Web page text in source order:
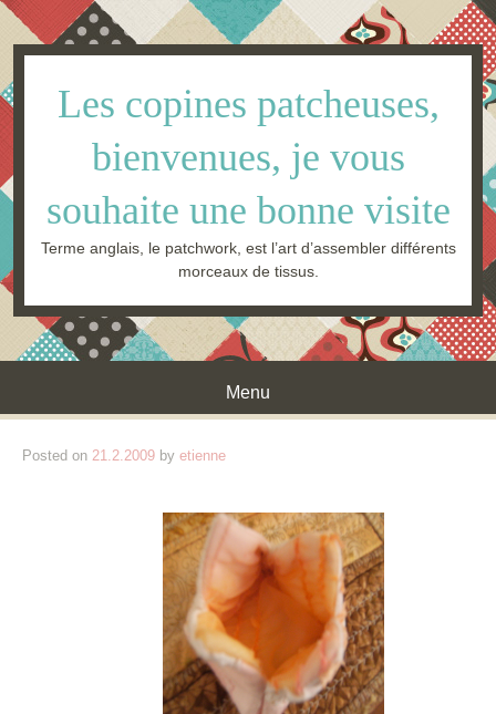
Les copines patcheuses,
bienvenues, je vous
souhaite une bonne visite
Terme anglais, le patchwork, est l’art d’assembler différents
morceaux de tissus.
Menu
Posted on 21.2.2009 by etienne